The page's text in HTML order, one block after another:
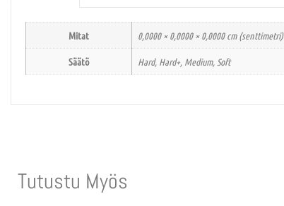
Mitat 0,0000 × 0,0000 × 0,0000 cm (senttimetri)
Säätö Hard, Hard+, Medium, Soft
Tutustu Myös